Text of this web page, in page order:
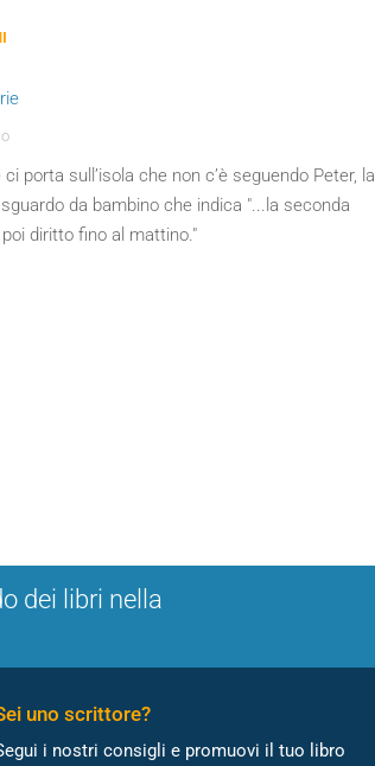
porta sull’isola che non c’è seguendo Peter, la
da bambino che indica "...la seconda
diritto fino al mattino."
dei libri nella
uno scrittore?
i nostri consigli e promuovi il tuo libro